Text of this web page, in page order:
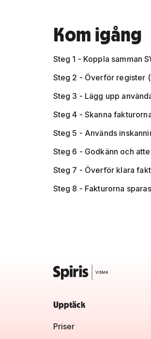
Kom igång
Steg 1 - Koppla samman
Steg 2 - Överför register
Steg 3 - Lägg upp
Steg 4 - Skanna
Steg 5 - Används
Steg 6 - Godkänn och
Steg 7 - Överför klara
Steg 8 - Fakturorna
Upptäck
Priser